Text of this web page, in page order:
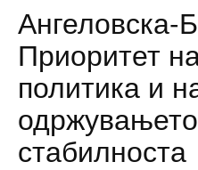
Ангеловска-
Приоритет
политика и
стабилноста